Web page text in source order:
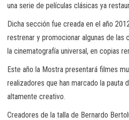
una serie de películas clásicas ya
Dicha sección fue creada en el año
restrenar y promocionar algunas de las
la cinematografía universal, en copias
Este año la Mostra presentará filmes
realizadores que han marcado la pauta
altamente creativo.
Creadores de la talla de Bernardo